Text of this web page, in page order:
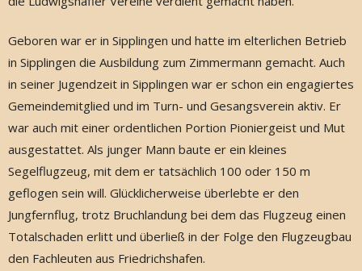
Geboren war er in Sipplingen und hatte im elterlichen Betrieb
in Sipplingen die Ausbildung zum Zimmermann gemacht. Auch
in seiner Jugendzeit in Sipplingen war er schon ein engagiertes
Gemeindemitglied und im Turn- und Gesangsverein aktiv. Er
war auch mit einer ordentlichen Portion Pioniergeist und Mut
ausgestattet. Als junger Mann baute er ein kleines
Segelflugzeug, mit dem er tatsächlich 100 oder 150 m
geflogen sein will. Glücklicherweise überlebte er den
Jungfernflug, trotz Bruchlandung bei dem das Flugzeug einen
Totalschaden erlitt und überließ in der Folge den Flugzeugbau
den Fachleuten aus Friedrichshafen.